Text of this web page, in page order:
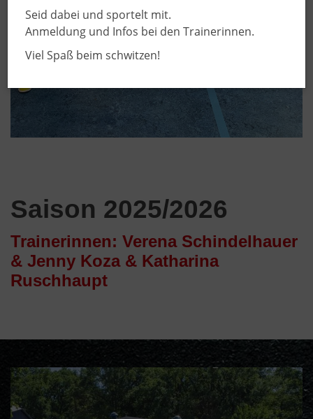
Saison 2025/2026
Trainerinnen: Verena Schindelhauer
& Jenny Koza & Katharina
Ruschhaupt
Seid dabei und sportelt mit.
Anmeldung und Infos bei den Trainerinnen.
Viel Spaß beim schwitzen!